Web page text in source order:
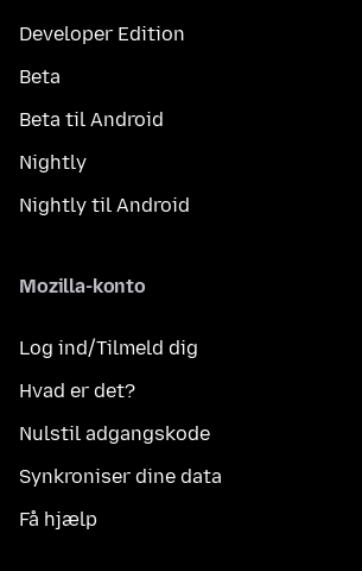
Developer Edition
Beta
Beta til Android
Nightly
Nightly til Android
Mozilla-konto
Log ind/Tilmeld dig
Hvad er det?
Nulstil adgangskode
Synkroniser dine data
Få hjælp